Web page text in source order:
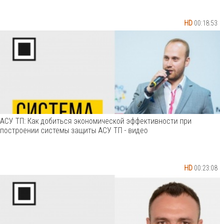
HD 00:18:53
HD 00:23:08
АСУ ТП: Как добиться экономической эффективности при
построении системы защиты АСУ ТП - видео